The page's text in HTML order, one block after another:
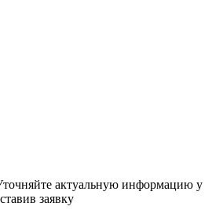
актуальную информацию у
заявку